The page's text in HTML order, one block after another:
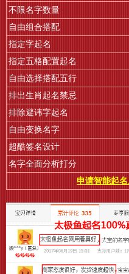
不限名字数量
自由组合搭配
指定字起名
指定五格配置起名
自由选择搭配五行
排出生肖起名禁忌
排除避讳字起名
自由变换名字
超酷签名设计
名字全面分析打分
申请智能起